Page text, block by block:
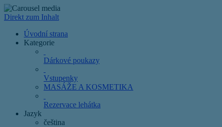
Direkt zum Inhalt
Úvodní strana
Kategorie
Dárkové poukazy
Vstupenky
MASÁŽE A KOSMETIKA
Rezervace lehátka
Jazyk
čeština